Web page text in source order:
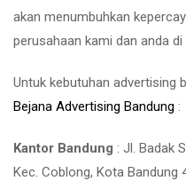
akan menumbuhkan
perusahaan kami dan anda
Untuk kebutuhan advertising
Bejana Advertising Bandung :
Kantor Bandung : Jl. Badak
Kec. Coblong, Kota Bandung